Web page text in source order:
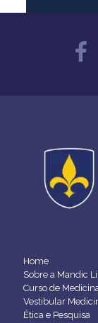
Home
Sobre a Mandic
Curso de
Vestibular
Ética e Pesquisa